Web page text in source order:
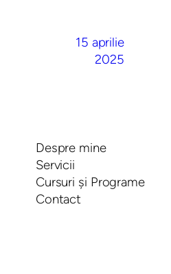
15 aprilie
2025
Despre mine
Servicii
Cursuri și Programe
Contact